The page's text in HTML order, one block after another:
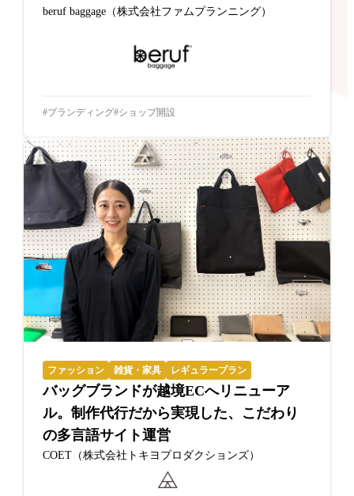
beruf baggage（株式会社ファムプランニング）
ブランディング ショップ開設
ファッション 雑貨・家具 レギュラープラン
バッグブランドが越境ECへリニューア
ル。制作代行だから実現した、こだわり
の多言語サイト運営
COET（株式会社トキヨプロダクションズ）